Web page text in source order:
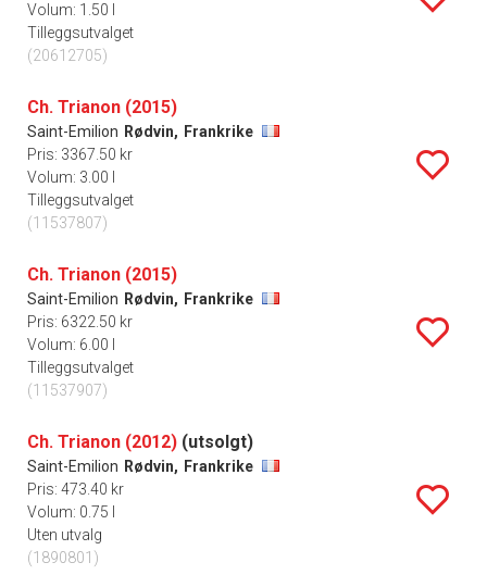
Volum: 1.50 l
Tilleggsutvalget
(20612705)
Ch. Trianon (2015)
Saint-Emilion Rødvin, Frankrike
Pris: 3367.50 kr
Volum: 3.00 l
Tilleggsutvalget
(11537807)
Ch. Trianon (2015)
Saint-Emilion Rødvin, Frankrike
Pris: 6322.50 kr
Volum: 6.00 l
Tilleggsutvalget
(11537907)
Ch. Trianon (2012) (utsolgt)
Saint-Emilion Rødvin, Frankrike
Pris: 473.40 kr
Volum: 0.75 l
Uten utvalg
(1890801)